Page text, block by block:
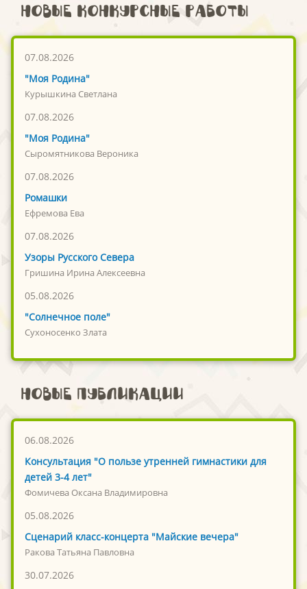
Новые конкурсные работы
07.08.2026
"Моя Родина"
Курышкина Светлана
07.08.2026
"Моя Родина"
Сыромятникова Вероника
07.08.2026
Ромашки
Ефремова Ева
07.08.2026
Узоры Русского Севера
Гришина Ирина Алексеевна
05.08.2026
"Солнечное поле"
Сухоносенко Злата
Новые публикации
06.08.2026
Консультация "О пользе утренней гимнастики для
детей 3-4 лет"
Фомичева Оксана Владимировна
05.08.2026
Сценарий класс-концерта "Майские вечера"
Ракова Татьяна Павловна
30.07.2026